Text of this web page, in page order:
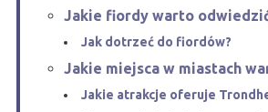
Jakie fiordy warto
Jak dotrzeć do fiordów?
Jakie miejsca w miastach
Jakie atrakcje oferuje